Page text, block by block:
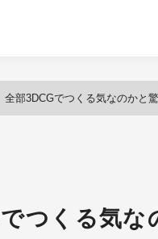
全部3DCGでつくる気なのかと驚いた、『宇崎ちゃん
つくる気な